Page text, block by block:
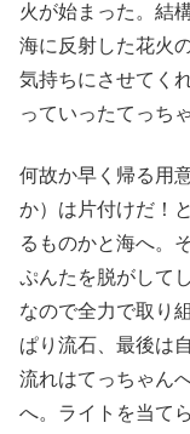
火が始まった。結
海に反射した花火
気持ちにさせてく
っていったてっち
何故か早く帰る用
か）は片付けだ！
るものかと海へ。
ぷんたを脱がして
なので全力で取り
ぱり流石、最後は
流れはてっちゃん
へ。ライトを当て